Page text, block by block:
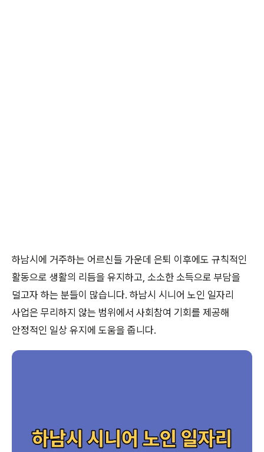
하남시에 거주하는 어르신들 가운데 은퇴 이후에도 규칙적인
활동으로 생활의 리듬을 유지하고, 소소한 소득으로 부담을
덜고자 하는 분들이 많습니다. 하남시 시니어 노인 일자리
사업은 무리하지 않는 범위에서 사회참여 기회를 제공해
안정적인 일상 유지에 도움을 줍니다.